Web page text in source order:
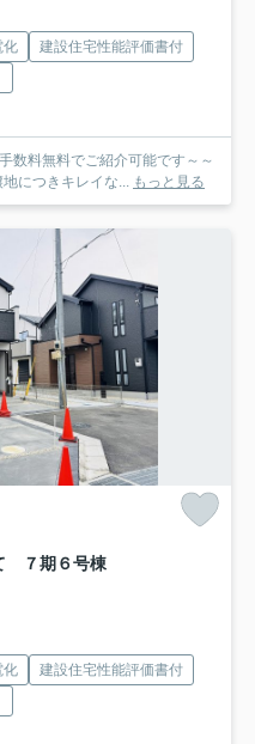
化
建設住宅性能評価書付
数料無料でご紹介可能です～～
につきキレイな... もっと見る
７期 ６号棟
化
建設住宅性能評価書付